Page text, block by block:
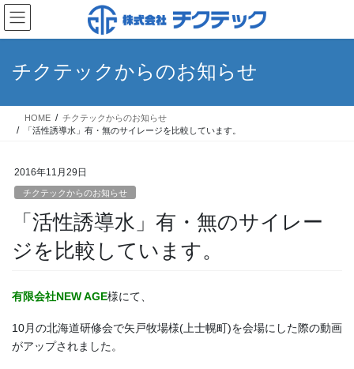
コ
ン
テ
ス
ナ
ビ
ゲ
ン
チクテックからのお知らせ
HOME
チクテックからのお知らせ
「活性誘導水」有・無のサイレージを比較しています。
2016年11月29日
チクテックからのお知らせ
「活性誘導水」有・無のサイレー
ジを比較しています。
有限会社NEW AGE様にて、
10月の北海道研修会で矢戸牧場様(上士幌町)を会場にした際の動画
がアップされました。